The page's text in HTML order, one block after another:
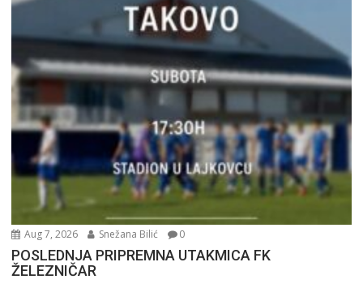
Aug 7, 2026 Snežana Bilić 0
POSLEDNJA PRIPREMNA UTAKMICA FK
ŽELEZNIČAR